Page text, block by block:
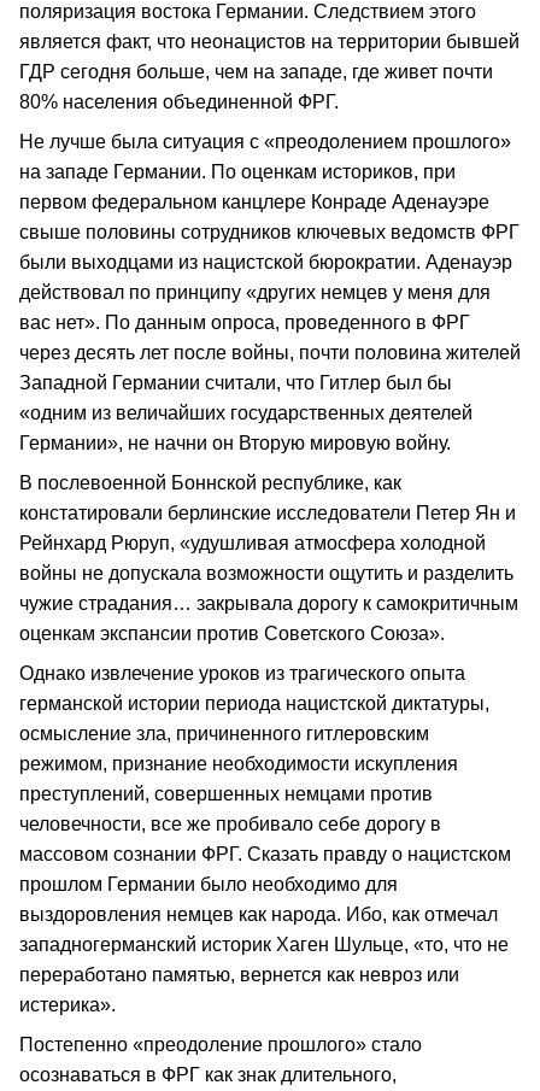
поляризация востока Германии. Следствием этого
является факт, что неонацистов на территории бывшей
ГДР сегодня больше, чем на западе, где живет почти
80% населения объединенной ФРГ.
Не лучше была ситуация с «преодолением прошлого»
на западе Германии. По оценкам историков, при
первом федеральном канцлере Конраде Аденауэре
свыше половины сотрудников ключевых ведомств ФРГ
были выходцами из нацистской бюрократии. Аденауэр
действовал по принципу «других немцев у меня для
вас нет». По данным опроса, проведенного в ФРГ
через десять лет после войны, почти половина жителей
Западной Германии считали, что Гитлер был бы
«одним из величайших государственных деятелей
Германии», не начни он Вторую мировую войну.
В послевоенной Боннской республике, как
констатировали берлинские исследователи Петер Ян и
Рейнхард Рюруп, «удушливая атмосфера холодной
войны не допускала возможности ощутить и разделить
чужие страдания… закрывала дорогу к самокритичным
оценкам экспансии против Советского Союза».
Однако извлечение уроков из трагического опыта
германской истории периода нацистской диктатуры,
осмысление зла, причиненного гитлеровским
режимом, признание необходимости искупления
преступлений, совершенных немцами против
человечности, все же пробивало себе дорогу в
массовом сознании ФРГ. Сказать правду о нацистском
прошлом Германии было необходимо для
выздоровления немцев как народа. Ибо, как отмечал
западногерманский историк Хаген Шульце, «то, что не
переработано памятью, вернется как невроз или
истерика».
Постепенно «преодоление прошлого» стало
осознаваться в ФРГ как знак длительного,